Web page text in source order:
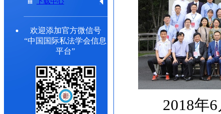
欢迎添加官方微信号
“中国国际私法学会信息
平台”
2018年6